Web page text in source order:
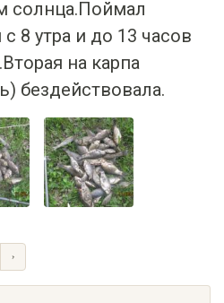
солнца.Поймал
8 утра и до 13 часов
на карпа
бездействовала.
›